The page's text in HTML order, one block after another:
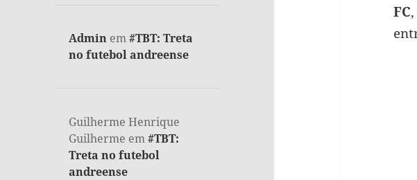
Admin em#TBT: Treta
no futebol andreense
Guilherme Henrique
Guilherme em#TBT:
Treta no futebol
andreense
FC